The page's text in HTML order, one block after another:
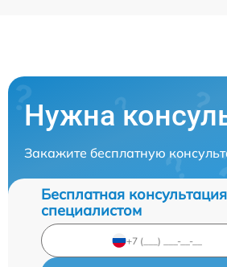
Нужна
Закажите бесплатную
Бесплатная
специалистом